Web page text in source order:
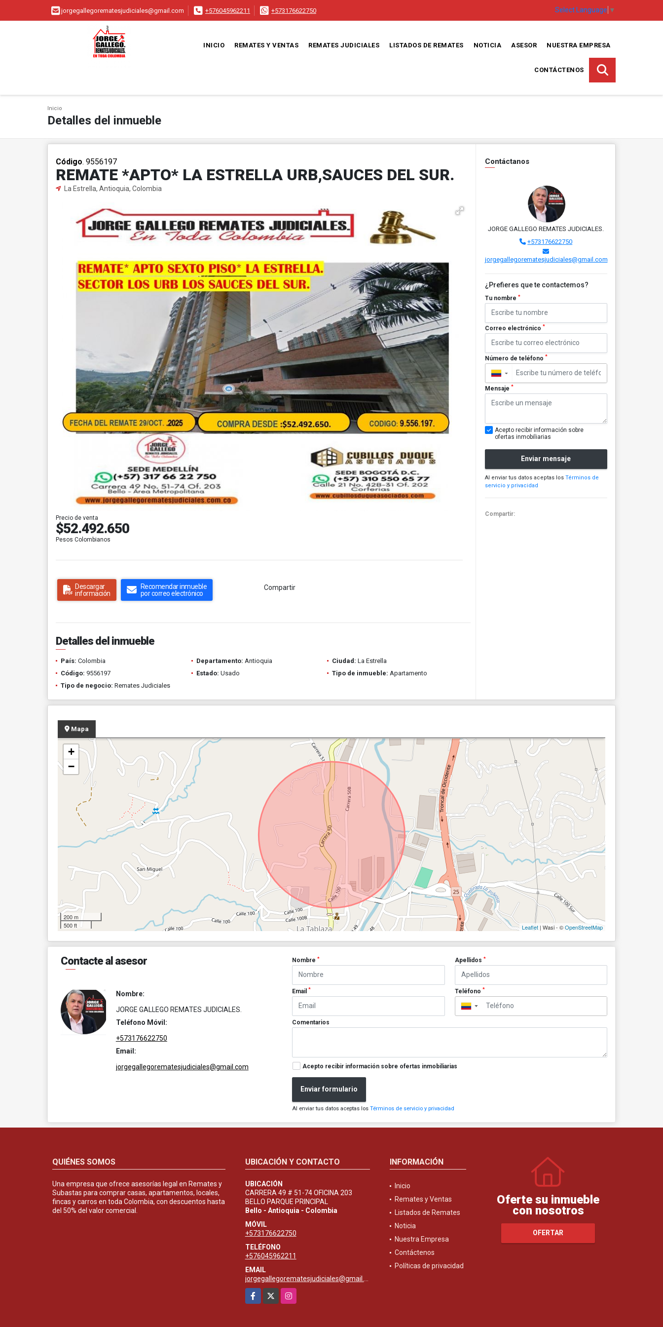
jorgegallegorematesjudiciales@gmail.com +576045962211 +573176622750 Select Language ▼
INICIO REMATES Y VENTAS REMATES JUDICIALES LISTADOS DE REMATES NOTICIA ASESOR NUESTRA EMPRESA
CONTÁCTENOS
Inicio
Detalles del inmueble
Código. 9556197
REMATE *APTO* LA ESTRELLA URB,SAUCES DEL SUR.
La Estrella, Antioquia, Colombia
Precio de venta
$52.492.650
Pesos Colombianos
Descargar
información
Recomendar inmueble
por correo electrónico
Compartir
Detalles del inmueble
País: Colombia Departamento: Antioquia Ciudad: La Estrella
Código: 9556197 Estado: Usado Tipo de inmueble: Apartamento
Tipo de negocio: Remates Judiciales
Contáctanos
JORGE GALLEGO REMATES JUDICIALES.
+573176622750
jorgegallegorematesjudiciales@gmail.com
¿Prefieres que te contactemos?
Tu nombre *
Correo electrónico *
Número de teléfono *
▼
Mensaje *
Acepto recibir información sobre
ofertas inmobiliarias
Enviar mensaje
Al enviar tus datos aceptas los Términos de
servicio y privacidad
Compartir:
Mapa
+
−
200 m
500 ft
Leaflet | Wasi - ©OpenStreetMap
Contacte al asesor
Nombre:
JORGE GALLEGO REMATES JUDICIALES.
Teléfono Móvil:
+573176622750
Email:
jorgegallegorematesjudiciales@gmail.com
Nombre* Apellidos *
Email* Teléfono *
▼
Comentarios
Acepto recibir información sobre ofertas inmobiliarias
Enviar formulario
Al enviar tus datos aceptas losTérminos de servicio y privacidad
QUIÉNES SOMOS
Una empresa que ofrece asesorías legal en Remates y
Subastas para comprar casas, apartamentos, locales,
fincas y carros en toda Colombia, con descuentos hasta
del 50% del valor comercial.
UBICACIÓN Y CONTACTO
UBICACIÓN
CARRERA 49 # 51-74 OFICINA 203
BELLO PARQUE PRINCIPAL
Bello - Antioquia - Colombia
MÓVIL
+573176622750
TELÉFONO
+576045962211
EMAIL
jorgegallegorematesjudiciales@gmail.com
Facebook
Instagram
INFORMACIÓN
Inicio
Remates y Ventas
Listados de Remates
Noticia
Nuestra Empresa
Contáctenos
Políticas de privacidad
Oferte su inmueble
con nosotros
OFERTAR